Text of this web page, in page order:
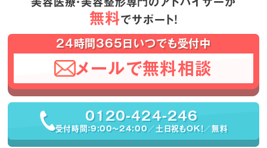
無料でサポート！
24時間365日いつでも受付中
メールで無料相談
0120-424-246
受付時間：9:00〜24:00／土日祝もOK！／無料